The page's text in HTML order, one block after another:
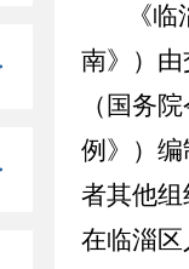
《
南》）
（国务
例》）
者其他
在临淄